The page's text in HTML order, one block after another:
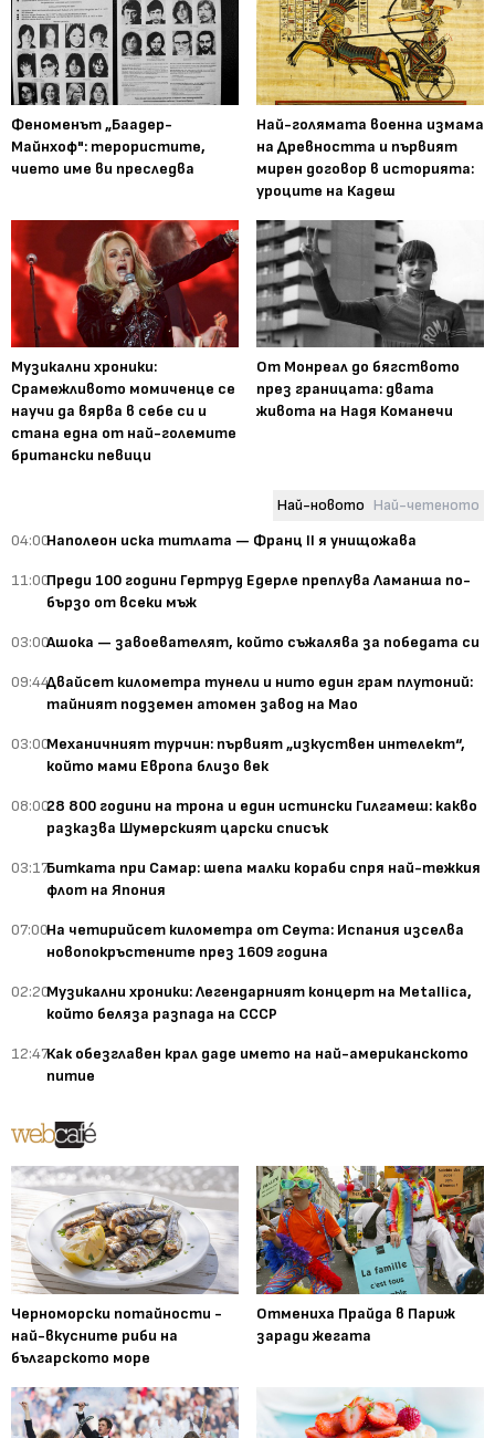
Феноменът „Баадер-
Майнхоф": терористите,
чието име ви преследва
Най-голямата военна измама
на Древността и първият
мирен договор в историята:
уроците на Кадеш
Музикални хроники:
Срамежливото момиченце се
научи да вярва в себе си и
стана една от най-големите
британски певици
От Монреал до бягството
през границата: двата
живота на Надя Команечи
Най-новото Най-четеното
04:00Наполеон иска титлата — Франц II я унищожава
11:00Преди 100 години Гертруд Едерле преплува Ламанша по-
бързо от всеки мъж
03:00Ашока — завоевателят, който съжалява за победата си
09:44Двайсет километра тунели и нито един грам плутоний:
тайният подземен атомен завод на Мао
03:00Механичният турчин: първият „изкуствен интелект“,
който мами Европа близо век
08:0028 800 години на трона и един истински Гилгамеш: какво
разказва Шумерският царски списък
03:17Битката при Самар: шепа малки кораби спря най-тежкия
флот на Япония
07:00На четирийсет километра от Сеута: Испания изселва
новопокръстените през 1609 година
02:20Музикални хроники: Легендарният концерт на Metallica,
който беляза разпада на СССР
12:47Как обезглавен крал даде името на най-американското
питие
Черноморски потайности -
най-вкусните риби на
българското море
Отмениха Прайда в Париж
заради жегата